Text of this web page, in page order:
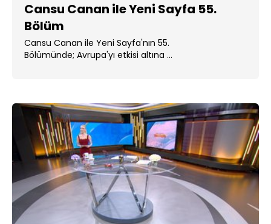
Cansu Canan ile Yeni Sayfa 55.
Bölüm
Cansu Canan ile Yeni Sayfa'nın 55.
Bölümünde; Avrupa'yı etkisi altına ...